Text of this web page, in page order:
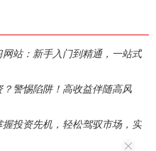
站：新手入门到精通，一站式
警惕陷阱！高收益伴随高风
投资先机，轻松驾驭市场，实